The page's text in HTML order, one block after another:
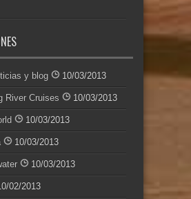
y blog 10/03/2013
River Cruises 10/03/2013
10/03/2013
10/03/2013
10/03/2013
02/2013